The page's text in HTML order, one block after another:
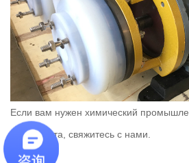
Если вам нужен химический
пожалуйста, свяжитесь с нами.